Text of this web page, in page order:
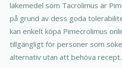
läkemedel som Tacrolimus är
på grund av dess goda
kan enkelt köpa Pimecrolimus
tillgängligt för personer som
alternativ utan att behöva recept.